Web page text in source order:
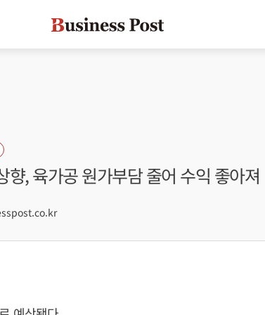
향, 육가공 원가부담 줄어 수익 좋아져